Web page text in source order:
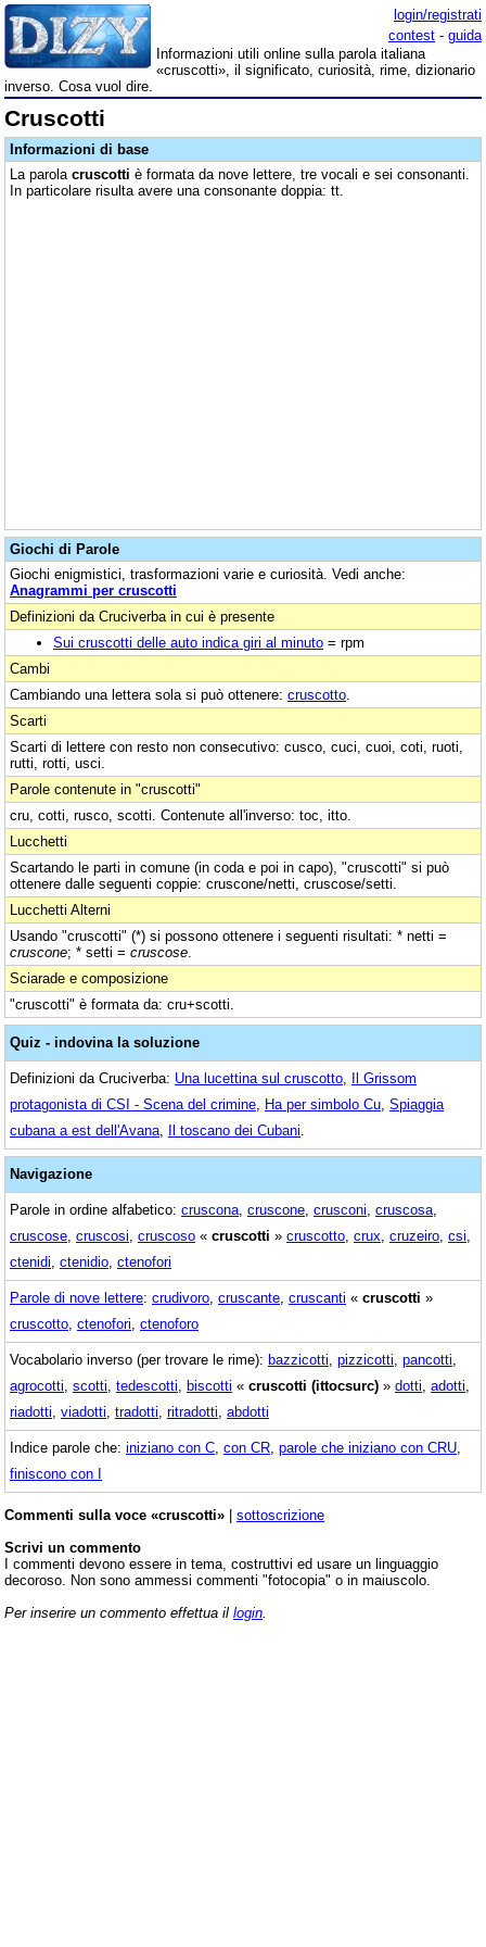
login/registrati
contest - guida
Informazioni utili online sulla parola italiana
«cruscotti», il significato, curiosità, rime, dizionario
inverso. Cosa vuol dire.
Cruscotti
Informazioni di base
La parola cruscotti è formata da nove lettere, tre vocali e sei consonanti.
In particolare risulta avere una consonante doppia: tt.
Giochi di Parole
Giochi enigmistici, trasformazioni varie e curiosità. Vedi anche:
Anagrammi per cruscotti
Definizioni da Cruciverba in cui è presente
Sui cruscotti delle auto indica giri al minuto = rpm
Cambi
Cambiando una lettera sola si può ottenere: cruscotto
Scarti
Scarti di lettere con resto non consecutivo: cusco, cuci, cuoi, coti, ruoti,
rutti, rotti, usci.
Parole contenute in "cruscotti"
cru, cotti, rusco, scotti. Contenute all'inverso: toc, itto.
Lucchetti
Scartando le parti in comune (in coda e poi in capo), "cruscotti" si può
ottenere dalle seguenti coppie: cruscone/netti, cruscose/setti.
Lucchetti Alterni
Usando "cruscotti" (*) si possono ottenere i seguenti risultati: * netti =
cruscone; * setti = cruscose
Sciarade e composizione
"cruscotti" è formata da: cru+scotti.
Quiz - indovina la soluzione
Definizioni da Cruciverba: Una lucettina sul cruscotto Il Grissom
protagonista di CSI - Scena del crimine Ha per simbolo Cu Spiaggia
cubana a est dell'Avana Il toscano dei Cubani
Navigazione
Parole in ordine alfabetico: cruscona cruscone crusconi cruscosa
cruscose cruscosi cruscoso « cruscotti » cruscotto crux cruzeiro csi
ctenidi ctenidio ctenofori
Parole di nove lettere: crudivoro cruscante cruscanti « cruscotti »
cruscotto ctenofori ctenoforo
Vocabolario inverso (per trovare le rime): bazzicotti pizzicotti pancotti
agrocotti scotti tedescotti biscotti « cruscotti (ittocsurc) » dotti adotti
riadotti viadotti tradotti ritradotti abdotti
Indice parole che: iniziano con C con CR parole che iniziano con CRU
finiscono con I
Commenti sulla voce «cruscotti» | sottoscrizione
Scrivi un commento
I commenti devono essere in tema, costruttivi ed usare un linguaggio
decoroso. Non sono ammessi commenti "fotocopia" o in maiuscolo.
Per inserire un commento effettua il login